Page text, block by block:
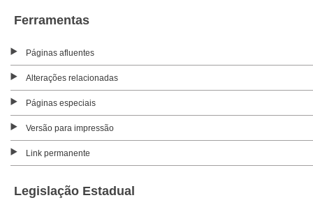
Ferramentas
Páginas afluentes
Alterações relacionadas
Páginas especiais
Versão para impressão
Link permanente
Legislação Estadual